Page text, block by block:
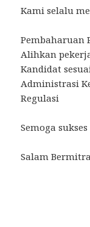
Kami selalu
Pembaharuan
Alihkan
Kandidat
Administrasi
Regulasi
Semoga
Salam Bermitra